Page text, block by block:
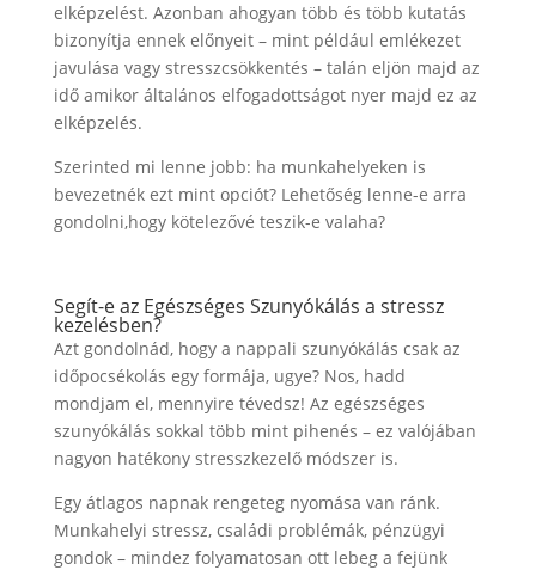
elképzelést. Azonban ahogyan több és több kutatás
bizonyítja ennek előnyeit – mint például emlékezet
javulása vagy stresszcsökkentés – talán eljön majd az
idő amikor általános elfogadottságot nyer majd ez az
elképzelés.
Szerinted mi lenne jobb: ha munkahelyeken is
bevezetnék ezt mint opciót? Lehetőség lenne-e arra
gondolni,hogy kötelezővé teszik-e valaha?
Segít-e az Egészséges Szunyókálás a stressz
kezelésben?
Azt gondolnád, hogy a nappali szunyókálás csak az
időpocsékolás egy formája, ugye? Nos, hadd
mondjam el, mennyire tévedsz! Az egészséges
szunyókálás sokkal több mint pihenés – ez valójában
nagyon hatékony stresszkezelő módszer is.
Egy átlagos napnak rengeteg nyomása van ránk.
Munkahelyi stressz, családi problémák, pénzügyi
gondok – mindez folyamatosan ott lebeg a fejünk